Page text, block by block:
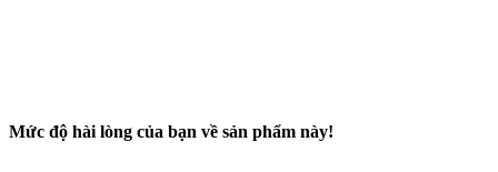
Mức độ hài lòng của bạn về sản phẩm này!